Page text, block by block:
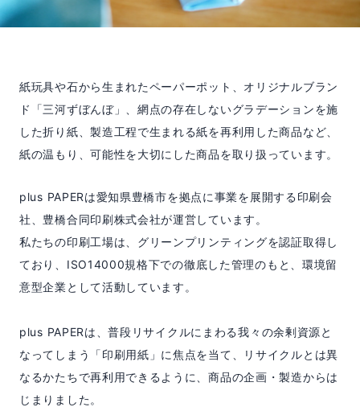
紙玩具や石から生まれたペーパーポット、オリジナルブラン
ド「三河ずぼんぼ」、網点の存在しないグラデーションを施
した折り紙、製造工程で生まれる紙を再利用した商品など、
紙の温もり、可能性を大切にした商品を取り扱っています。
plus PAPERは愛知県豊橋市を拠点に事業を展開する印刷会
社、豊橋合同印刷株式会社が運営しています。
私たちの印刷工場は、グリーンプリンティングを認証取得し
ており、ISO14000規格下での徹底した管理のもと、環境留
意型企業として活動しています。
plus PAPERは、普段リサイクルにまわる我々の余剰資源と
なってしまう「印刷用紙」に焦点を当て、リサイクルとは異
なるかたちで再利用できるように、商品の企画・製造からは
じまりました。